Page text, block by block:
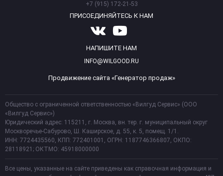
+7 (915) 172-21-53
ПРИСОЕДИНЯЙТЕСЬ К НАМ
НАПИШИТЕ НАМ
INFO@WILGOOD.RU
Продвижение сайта «Генератор продаж»
Общество с ограниченной ответственностью «Вилгуд Сервис» (ООО
«Вилгуд Сервис»)
Юридический адрес: 115211, г. Москва, вн. тер. г. муниципальный округ
Москворечье-Сабурово, Ш. Каширское, д. 55, к. 5, помещ. 1/1.
ИНН: 7724435560, КПП: 772401001, ОГРН: 1187746366807, ОКПО:
28118921; ОКТМО: 45918000000
Все цены, указанные на сайте приведены как справочная информация и